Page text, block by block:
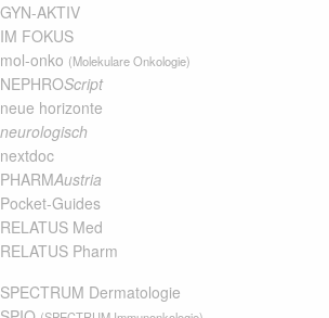
GYN-AKTIV
IM FOKUS
mol-onko (Molekulare Onkologie)
NEPHROScript
neue horizonte
neurologisch
nextdoc
PHARMAustria
Pocket-Guides
RELATUS Med
RELATUS Pharm
SPECTRUM Dermatologie